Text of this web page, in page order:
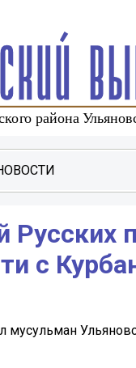
Русских
с
мусульман